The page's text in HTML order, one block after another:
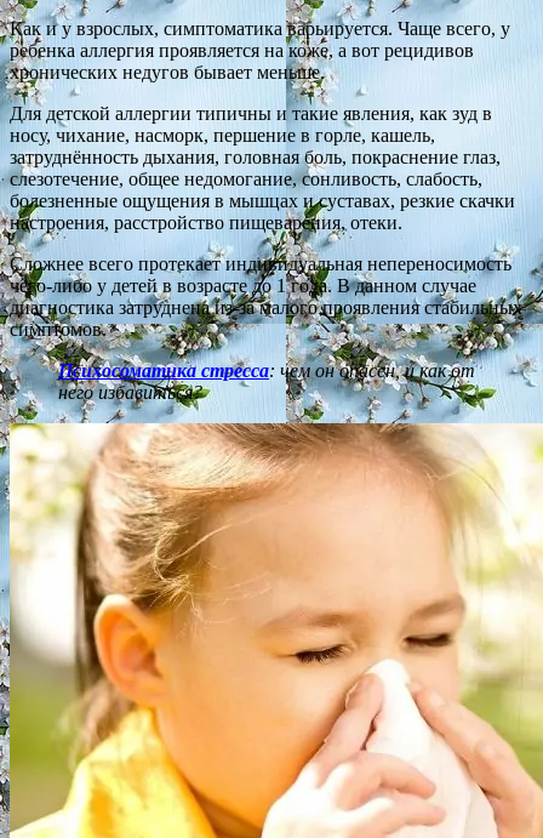
Как и у взрослых, симптоматика варьируется. Чаще всего, у
ребенка аллергия проявляется на коже, а вот рецидивов
хронических недугов бывает меньше.
Для детской аллергии типичны и такие явления, как зуд в
носу, чихание, насморк, першение в горле, кашель,
затруднённость дыхания, головная боль, покраснение глаз,
слезотечение, общее недомогание, сонливость, слабость,
болезненные ощущения в мышцах и суставах, резкие скачки
настроения, расстройство пищеварения, отеки.
Сложнее всего протекает индивидуальная непереносимость
чего-либо у детей в возрасте до 1 года. В данном случае
диагностика затруднена из-за малого проявления стабильных
симптомов.
Психосоматика стресса: чем он опасен, и как от
него избавиться?